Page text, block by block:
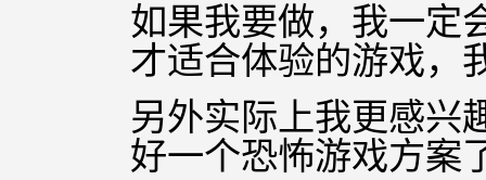
如果我要做，我一定
才适合体验的游戏，
另外实际上我更感兴
好一个恐怖游戏方案